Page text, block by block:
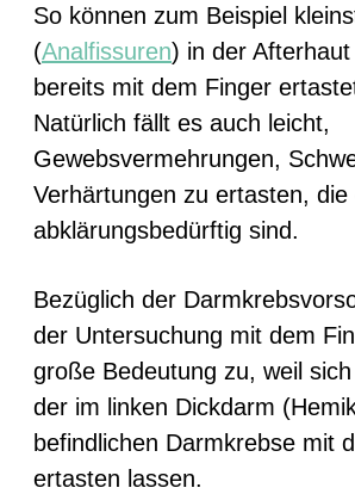
So können zum Beispiel
(Analfissuren) in der
bereits mit dem Finger
Natürlich fällt es auch leicht,
Gewebsvermehrungen,
Verhärtungen zu ertasten,
abklärungsbedürftig sind.
Bezüglich der
der Untersuchung mit dem
große Bedeutung zu, weil
der im linken Dickdarm
befindlichen Darmkrebse mit
ertasten lassen.